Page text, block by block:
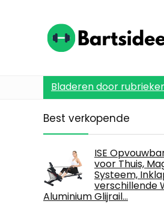
Bladeren door
Best verkopende
ISE
voor Thuis,
Systeem,
verschillende
Aluminium Glijrail…